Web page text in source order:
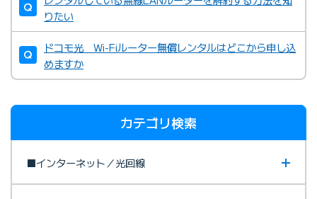
りたい
ドコモ光 Wi-Fiルーター無償レンタルはどこから申し込
めますか
カテゴリ検索
■インターネット／光回線